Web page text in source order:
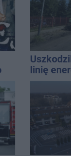
linię